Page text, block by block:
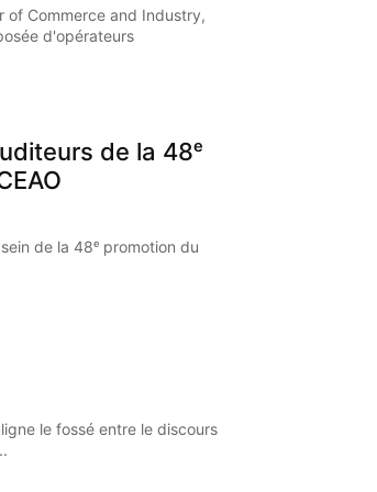
of Commerce and Industry,
d'opérateurs
de la 48ᵉ
de la 48ᵉ promotion du
le fossé entre le discours